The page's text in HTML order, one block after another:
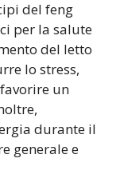
del feng
per la salute
del letto
lo stress,
un
durante il
generale e